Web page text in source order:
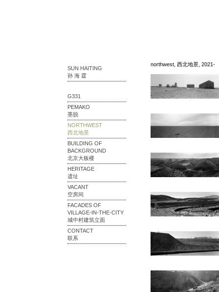
SUN HAITING
孙 海 霆
G331
PEMAKO
墨脱
NORTHWEST
西北地景
BUILDING OF
BACKGROUND
北京大板楼
HERITAGE
遗址
VACANT
空房间
FACADES OF
VILLAGE-IN-THE-CITY
城中村建筑立面
CONTACT
联系
northwest, 西北地景, 2021-